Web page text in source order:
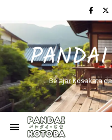
Belajar Kosakata